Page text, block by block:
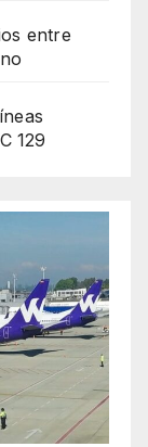
entre
129